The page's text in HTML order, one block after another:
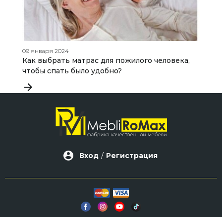
09 января 2024
Как выбрать матрас для пожилого человека,
чтобы спать было удобно?
Вход / Регистрация